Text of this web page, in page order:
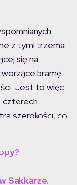
z tymi trzema
się na
bramę
Jest to więc
czterech
szerokości, co
Sakkarze.